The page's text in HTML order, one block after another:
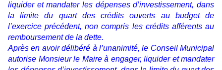
liquider et mandater les dépenses d’investissement, dans
la limite du quart des crédits ouverts au budget de
l’exercice précédent, non compris les crédits afférents au
remboursement de la dette.
Après en avoir délibéré à l’unanimité, le Conseil Municipal
autorise Monsieur le Maire à engager, liquider et mandater